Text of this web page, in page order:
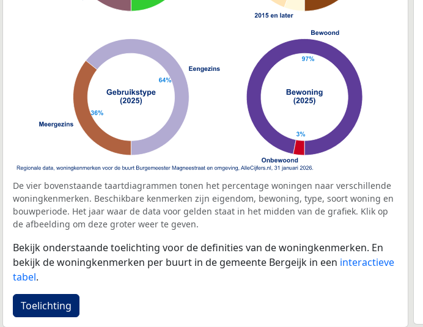
De vier bovenstaande taartdiagrammen tonen het percentage woningen naar verschillende
woningkenmerken. Beschikbare kenmerken zijn eigendom, bewoning, type, soort woning en
bouwperiode. Het jaar waar de data voor gelden staat in het midden van de grafiek. Klik op
de afbeelding om deze groter weer te geven.
Bekijk onderstaande toelichting voor de definities van de woningkenmerken. En
bekijk de woningkenmerken per buurt in de gemeente Bergeijk in een interactieve
tabel.
Toelichting